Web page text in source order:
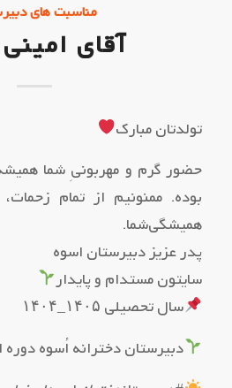
مناسبت های
آقای
تولدتان مبارک
حضور گرم و مهربونیِ شما
بوده. ممنونیم از تمام
همیشگی‌شما.
پدر عزیز دبیرستان اسوه
سایتون مستدام و پایدار
سال تحصیلی ۱۴۰۵_۱۴۰۴
دبیرستان دخترانه اُسوه دوره